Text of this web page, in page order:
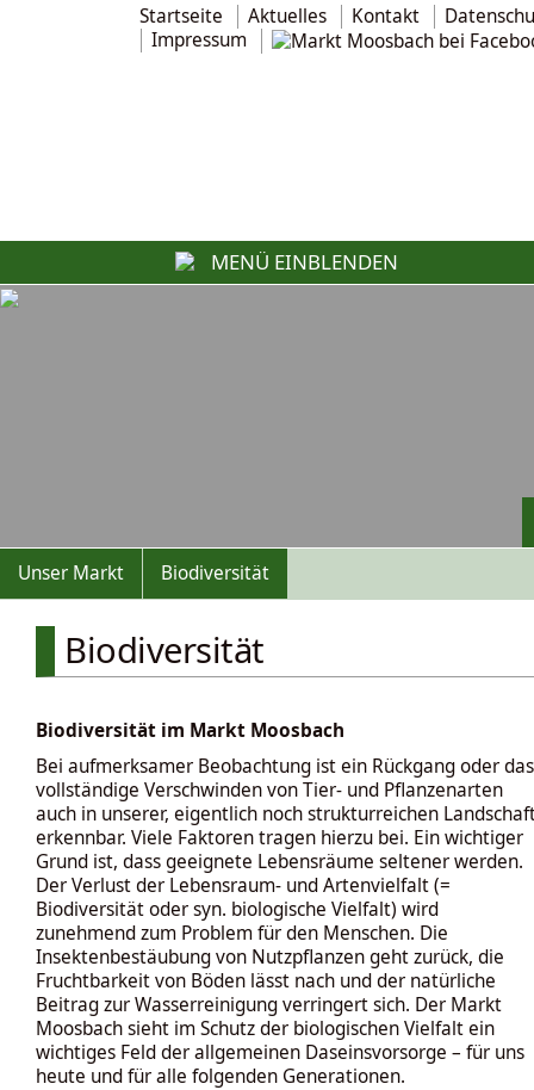
Startseite Aktuelles Kontakt
Impressum
MENÜ EINBLENDEN
Unser Markt Biodiversität
Biodiversität
Biodiversität im Markt Moosbach
Bei aufmerksamer Beobachtung ist ein Rückgang oder das
vollständige Verschwinden von Tier- und Pflanzenarten
auch in unserer, eigentlich noch strukturreichen
erkennbar. Viele Faktoren tragen hierzu bei. Ein wichtiger
Grund ist, dass geeignete Lebensräume seltener werden.
Der Verlust der Lebensraum- und Artenvielfalt (=
Biodiversität oder syn. biologische Vielfalt) wird
zunehmend zum Problem für den Menschen. Die
Insektenbestäubung von Nutzpflanzen geht zurück, die
Fruchtbarkeit von Böden lässt nach und der natürliche
Beitrag zur Wasserreinigung verringert sich. Der Markt
Moosbach sieht im Schutz der biologischen Vielfalt ein
wichtiges Feld der allgemeinen Daseinsvorsorge – für uns
heute und für alle folgenden Generationen.